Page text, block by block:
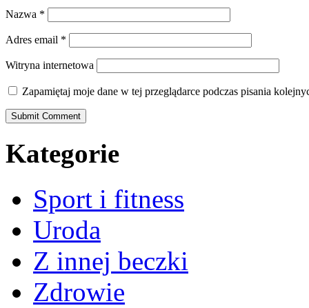
Nazwa *
Adres email *
Witryna internetowa
Zapamiętaj moje dane w tej przeglądarce podczas pisania
Kategorie
Sport i fitness
Uroda
Z innej beczki
Zdrowie